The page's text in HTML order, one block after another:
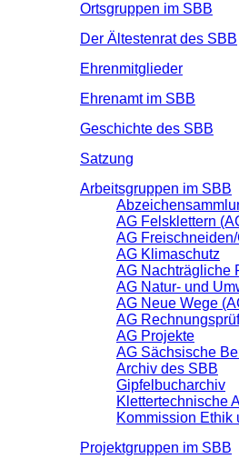
Ortsgruppen im SBB
Der Ältestenrat des SBB
Ehrenmitglieder
Ehrenamt im SBB
Geschichte des SBB
Satzung
Arbeitsgruppen im SBB
AG Felsklettern
AG
AG Klimaschutz
AG Nachträgliche
AG Natur- und
AG Neue Wege
AG
AG Projekte
AG Sächsische
Archiv des SBB
Gipfelbucharchiv
Klettertechnische
Kommission Ethik
Projektgruppen im SBB